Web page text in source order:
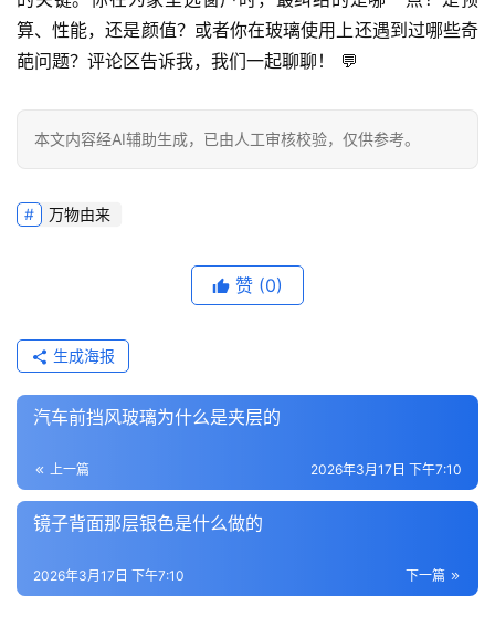
算、性能，还是颜值？或者你在玻璃使用上还遇到过哪些奇
葩问题？ 评论区告诉我，我们一起聊聊！ 💬
本文内容经AI辅助生成，已由人工审核校验，仅供参考。
万物由来
赞 (0)
生成海报
汽车前挡风玻璃为什么是夹层的
上一篇 2026年3月17日 下午7:10
镜子背面那层银色是什么做的
下一篇
2026年3月17日 下午7:10